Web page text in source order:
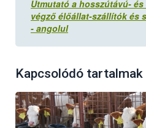
Útmutató a hosszútávú-
végző élőállat-szállítók és
- angolul
Kapcsolódó tartalmak